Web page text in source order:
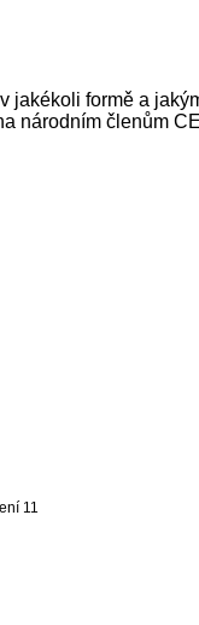
jakékoli formě a
národním členům
11